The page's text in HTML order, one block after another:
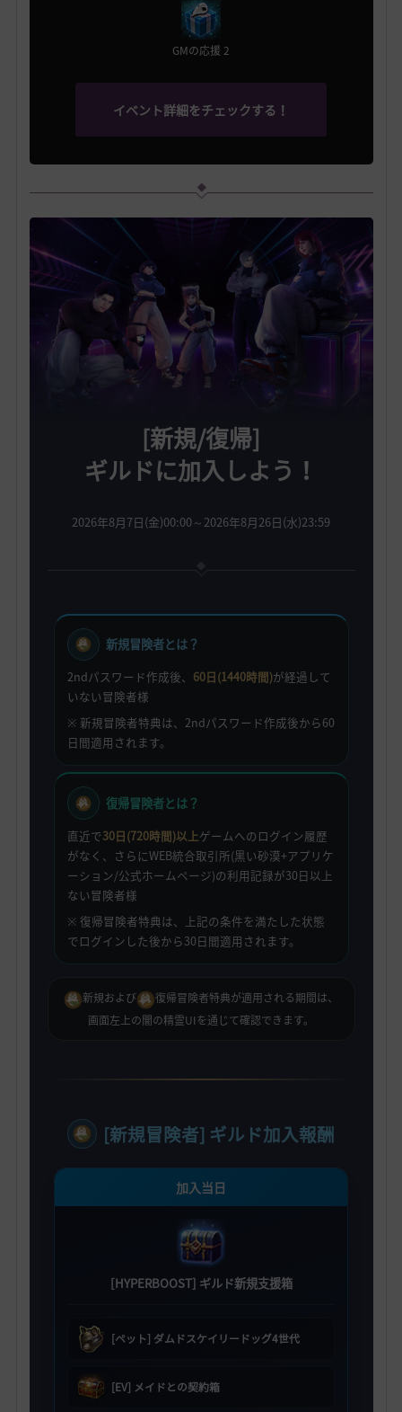
GMの応援 2
イベント詳細をチェックする！
[新規/復帰]
ギルドに加入しよう！
2026年8月7日(金)00:00～2026年8月26日(水)23:59
新規冒険者とは？
2ndパスワード作成後、 60日(1440時間)が経過して
いない冒険者様
※ 新規冒険者特典は、2ndパスワード作成後から60
日間適用されます。
復帰冒険者とは？
直近で30日(720時間)以上ゲームへのログイン履歴
がなく、さらにWEB統合取引所(黒い砂漠+アプリケ
ーション/公式ホームページ)の利用記録が30日以上
ない冒険者様
※ 復帰冒険者特典は、上記の条件を満たした状態
でログインした後から30日間適用されます。
新規および
復帰冒険者特典が適用される期間は、
画面左上の闇の精霊UIを通じて確認できます。
[新規冒険者] ギルド加入報酬
加入当日
[HYPERBOOST] ギルド新規支援箱
[ペット] ダムドスケイリードッグ4世代
[EV] メイドとの契約箱